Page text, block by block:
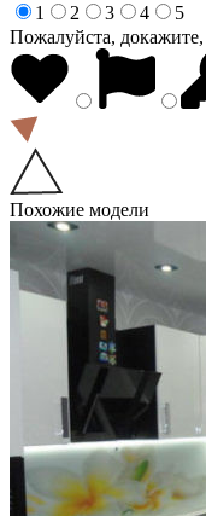
1
2 3 4
5
Пожалуйста,
Похожие модели